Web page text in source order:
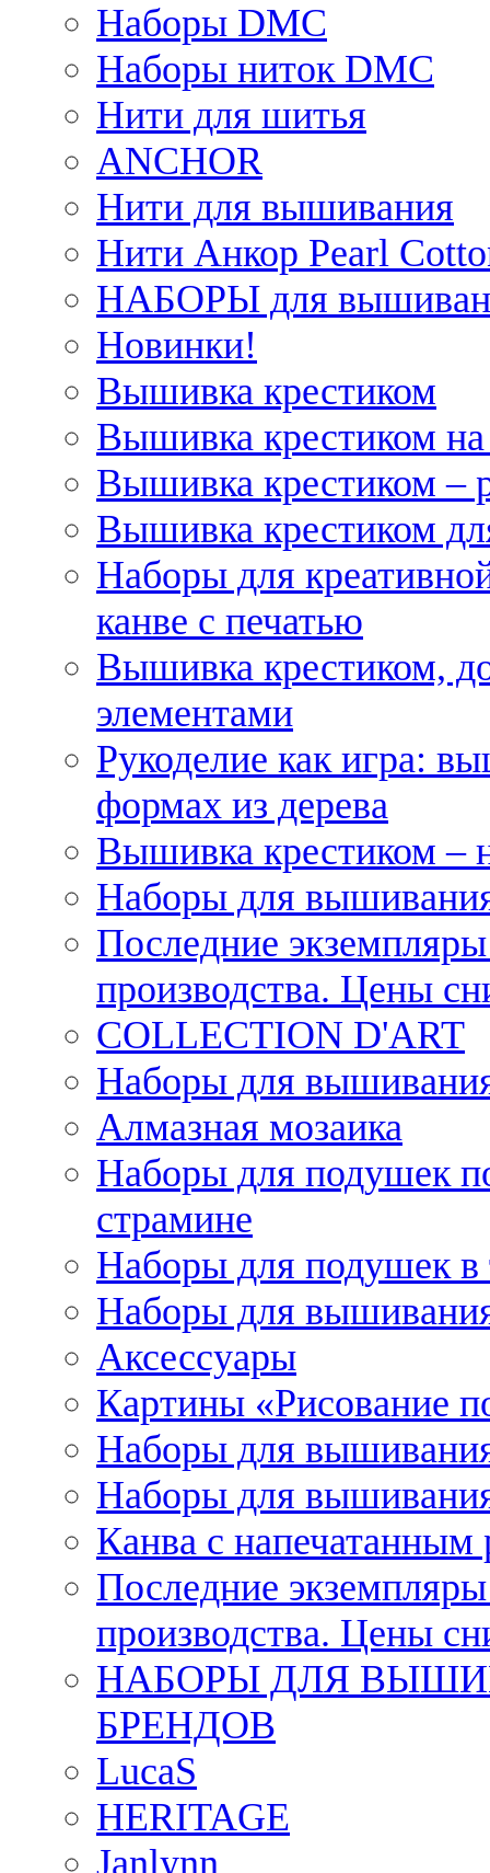
Наборы DMC
Наборы ниток DMC
Нити для шитья
ANCHOR
Нити для вышивания
Нити Анкор Pearl
НАБОРЫ для
Новинки!
Вышивка крестиком
Вышивка крестиком
Вышивка крестиком –
Вышивка крестиком
Наборы для
канве с печатью
Вышивка крестиком,
элементами
Рукоделие как игра:
формах из дерева
Вышивка крестиком –
Наборы для
Последние
производства. Цены
COLLECTION D'ART
Наборы для
Алмазная мозаика
Наборы для подушек
страмине
Наборы для подушек в
Наборы для
Аксессуары
Картины «Рисование
Наборы для
Наборы для
Канва с напечатанным
Последние
производства. Цены
НАБОРЫ ДЛЯ
БРЕНДОВ
LucaS
HERITAGE
Janlynn